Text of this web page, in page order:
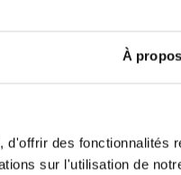
À
des fonctionnalités
sur l'utilisation de